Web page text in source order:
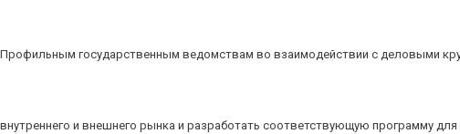
Профильным государственным ведомствам во взаимодействии с деловыми
внутреннего и внешнего рынка и разработать соответствующую программу для